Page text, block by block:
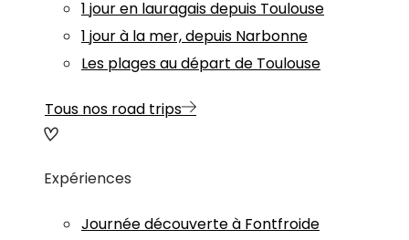
1 jour en lauragais depuis Toulouse
1 jour à la mer, depuis Narbonne
Les plages au départ de Toulouse
Tous nos road trips
Expériences
Journée découverte à Fontfroide